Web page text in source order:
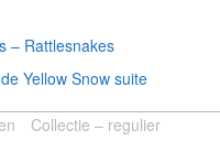
– Rattlesnakes
Yellow Snow suite
Collectie – regulier